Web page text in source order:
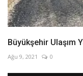
Büyükşehir Ulaşım
Ağu 9, 2021 0